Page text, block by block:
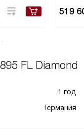
519
FL Diamond
1 год
Германия